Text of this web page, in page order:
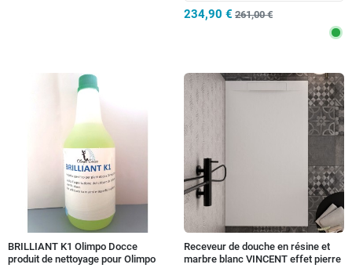
234,90 € 261,00 €
BRILLIANT K1 Olimpo Docce
produit de nettoyage pour Olimpo
Receveur de douche en résine et
marbre blanc VINCENT effet pierre